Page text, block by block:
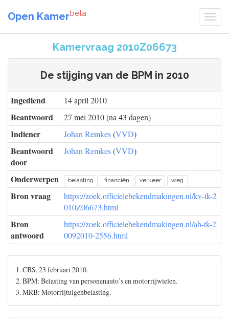
Open Kamerbeta
Kamervraag 2010Z06673
De stijging van de BPM in 2010
Ingediend 14 april 2010
Beantwoord 27 mei 2010 (na 43 dagen)
Indiener Johan Remkes(VVD)
Beantwoord
door
Johan Remkes(VVD)
Onderwerpen belasting financiën verkeer weg
Bron vraag
https://zoek.officielebekendmakingen.nl/kv-tk-2
010Z06673.html
Bron
antwoord
https://zoek.officielebekendmakingen.nl/ah-tk-2
0092010-2556.html
1. CBS, 23 februari 2010.
2. BPM: Belasting van personenauto’s en motorrijwielen.
3. MRB: Motorrijtuigenbelasting.